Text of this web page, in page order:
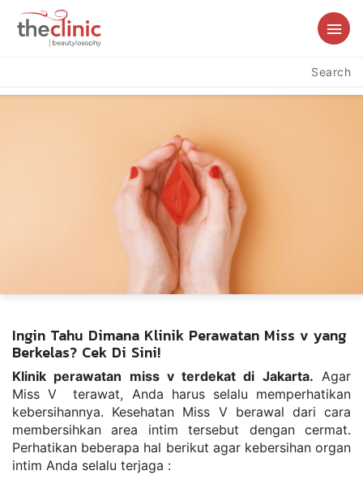
Search
Ingin Tahu Dimana Klinik Perawatan Miss v yang
Berkelas? Cek Di Sini!
Klinik perawatan miss v terdekat di Jakarta. Agar
Miss V  terawat, Anda harus selalu memperhatikan
kebersihannya. Kesehatan Miss V berawal dari cara
membersihkan area intim tersebut dengan cermat.
Perhatikan beberapa hal berikut agar kebersihan organ
intim Anda selalu terjaga :